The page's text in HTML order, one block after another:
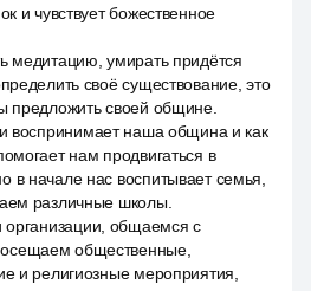
и чувствует божественное
медитацию, умирать придётся
своё существование, это
предложить своей общине.
воспринимает наша община и как
нам продвигаться в
в начале нас воспитывает семья,
различные школы.
организации, общаемся с
общественные,
и религиозные мероприятия,